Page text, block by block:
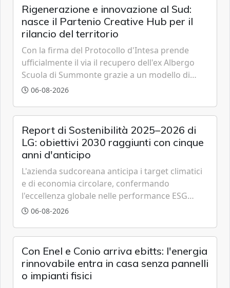
Rigenerazione e innovazione al Sud:
nasce il Partenio Creative Hub per il
rilancio del territorio
Con la firma del Protocollo d'Intesa prende
ufficialmente il via il recupero dell'ex Albergo
Scuola di Summonte grazie a un modello di
partenariato pubblico-privato e a una rete di
06-08-2026
Report di Sostenibilità 2025–2026 di
LG: obiettivi 2030 raggiunti con cinque
anni d'anticipo
L'azienda sudcoreana anticipa i target climatici
e di economia circolare, confermando
l'eccellenza globale nelle performance ESG
grazie a innovazione, accessibilità e governance
06-08-2026
Con Enel e Conio arriva ebitts: l'energia
rinnovabile entra in casa senza pannelli
o impianti fisici